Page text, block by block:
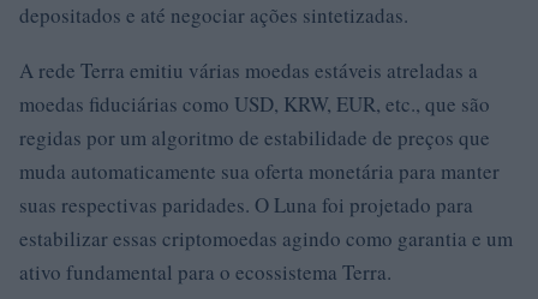
depositados e até negociar ações sintetizadas.
A rede Terra emitiu várias moedas estáveis ​​atreladas a
moedas fiduciárias como USD, KRW, EUR, etc., que são
regidas por um algoritmo de estabilidade de preços que
muda automaticamente sua oferta monetária para manter
suas respectivas paridades. O Luna foi projetado para
estabilizar essas criptomoedas agindo como garantia e um
ativo fundamental para o ecossistema Terra.